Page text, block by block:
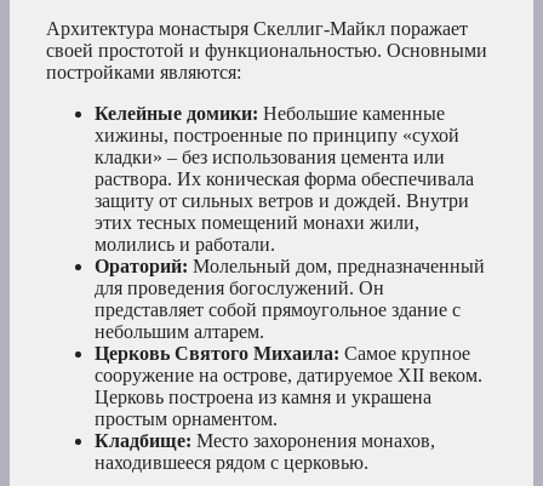
Архитектура монастыря Скеллиг-Майкл поражает
своей простотой и функциональностью. Основными
постройками являются:
Келейные домики: Небольшие каменные
хижины, построенные по принципу «сухой
кладки» – без использования цемента или
раствора. Их коническая форма обеспечивала
защиту от сильных ветров и дождей. Внутри
этих тесных помещений монахи жили,
молились и работали.
Ораторий: Молельный дом, предназначенный
для проведения богослужений. Он
представляет собой прямоугольное здание с
небольшим алтарем.
Церковь Святого Михаила: Самое крупное
сооружение на острове, датируемое XII веком.
Церковь построена из камня и украшена
простым орнаментом.
Кладбище: Место захоронения монахов,
находившееся рядом с церковью.